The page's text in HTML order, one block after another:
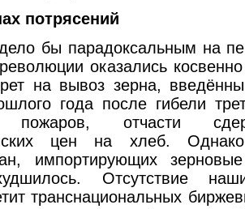
потрясений
бы парадоксальным на
оказались
на вывоз зерна,
года после гибели
отчасти
цен на хлеб.
импортирующих
Отсутствие
транснациональных